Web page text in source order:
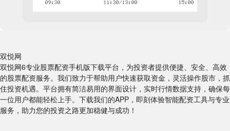
双悦网
双悦网6专业股票配资手机版下载平台，为投资者提供便捷、安全、高效
的股票配资服务。我们致力于帮助用户快速获取资金，灵活操作股市，抓
住投资机遇。平台拥有简洁易用的界面设计，实时行情数据支持，确保每
一位用户都能轻松上手。下载我们的APP，即刻体验智能配资工具与专业
服务，助力您的投资之路更加稳健与成功！